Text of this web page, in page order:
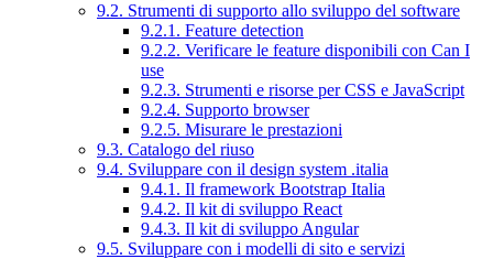
9.2. Strumenti di supporto allo sviluppo del software
9.2.1. Feature detection
9.2.2. Verificare le feature disponibili con Can I
use
9.2.3. Strumenti e risorse per CSS e JavaScript
9.2.4. Supporto browser
9.2.5. Misurare le prestazioni
9.3. Catalogo del riuso
9.4. Sviluppare con il design system .italia
9.4.1. Il framework Bootstrap Italia
9.4.2. Il kit di sviluppo React
9.4.3. Il kit di sviluppo Angular
9.5. Sviluppare con i modelli di sito e servizi